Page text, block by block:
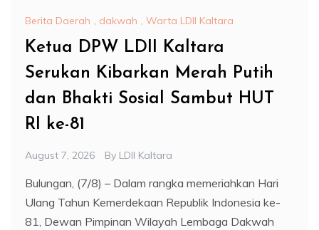
Berita Daerah , dakwah , Warta LDII Kaltara
Ketua DPW LDII Kaltara
Serukan Kibarkan Merah Putih
dan Bhakti Sosial Sambut HUT
RI ke-81
August 7, 2026 By LDII Kaltara
Bulungan, (7/8) – Dalam rangka memeriahkan Hari
Ulang Tahun Kemerdekaan Republik Indonesia ke-
81, Dewan Pimpinan Wilayah Lembaga Dakwah